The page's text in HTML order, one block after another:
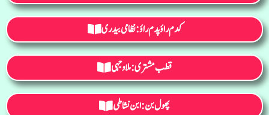
کدم راؤ پدم راؤ : نظامی بیدری
قطب مشتری :ملا وجہی
پھول بن : ابن نشاطی